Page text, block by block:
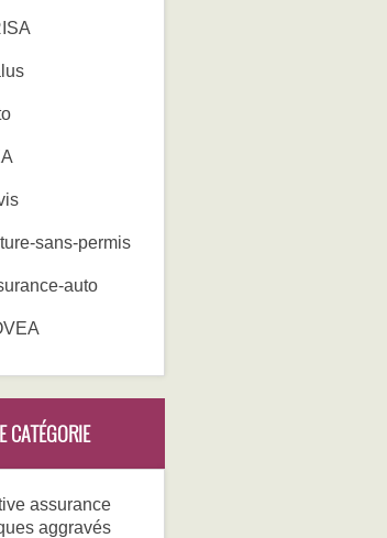
sans-permis
auto
CATÉGORIE
assurance
aggravés